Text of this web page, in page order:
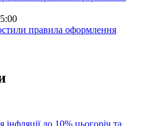
правила оформлення